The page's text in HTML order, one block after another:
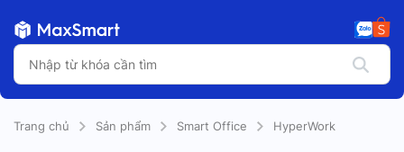
Trang chủ Sản phẩm Smart Office HyperWork